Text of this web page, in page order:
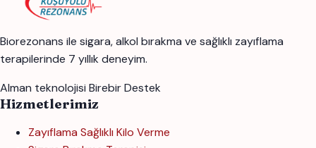
Biorezonans ile sigara, alkol bırakma ve sağlıklı zayıflama
terapilerinde 7 yıllık deneyim.
Alman teknolojisi Birebir Destek
Hizmetlerimiz
Zayıflama Sağlıklı Kilo Verme